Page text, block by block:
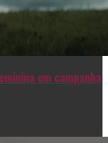
em campanha